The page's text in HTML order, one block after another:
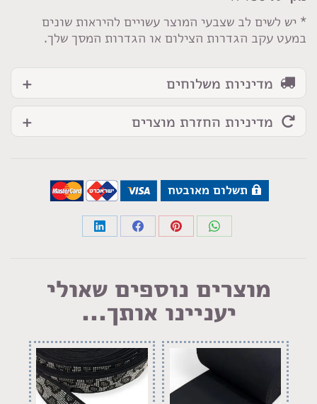
* יש לשים לב שצבעי המוצר עשויים להיראות שונים
במעט עקב הגדרות הצילום או הגדרות המסך שלך.
מדיניות משלוחים
מדיניות החזרת מוצרים
תשלום מאובטח
Share
Share
Share
Share
LinkedIn
מוצרים נוספים שאולי
יעניינו אותך...